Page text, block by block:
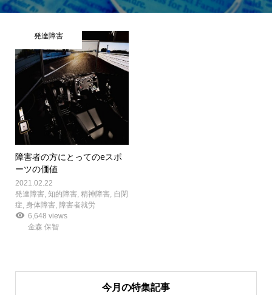
発達障害
障害者の方にとってのeスポ
ーツの価値
2021.02.22
発達障害, 知的障害, 精神障害, 自閉
症 身体障害, 障害者就労
6,648 views
金森 保智
今月の特集記事